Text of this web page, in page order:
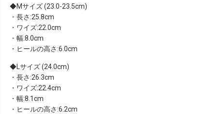
Mサイズ (23.0-23.5cm)
・長さ:25.8cm
・ワイズ:22.0cm
・幅:8.0cm
・ヒールの高さ:6.0cm
Lサイズ (24.0cm)
・長さ:26.3cm
・ワイズ:22.4cm
・幅:8.1cm
・ヒールの高さ:6.2cm